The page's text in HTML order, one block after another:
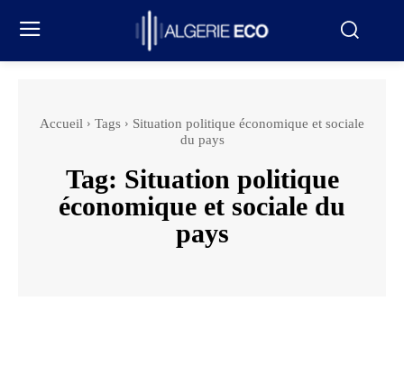
Accueil Tags
Situation politique économique et sociale
du pays
Tag: Situation politique
économique et sociale du
pays